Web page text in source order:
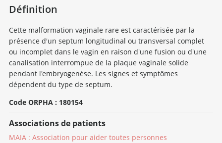
Définition
Cette malformation vaginale rare est caractérisée par la
présence d'un septum longitudinal ou transversal complet
ou incomplet dans le vagin en raison d'une fusion ou d'une
canalisation interrompue de la plaque vaginale solide
pendant l'embryogenèse. Les signes et symptômes
dépendent du type de septum.
Code ORPHA : 180154
Associations de patients
MAIA : Association pour aider toutes personnes